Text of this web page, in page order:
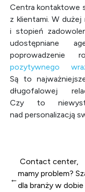
Centra kontaktowe
z klientami. W
i stopień
udostępniane
pozytywnego
Są to
długofalowej
Czy to
nad personalizacją
Contact center,
mamy problem?
dla branży w dobie